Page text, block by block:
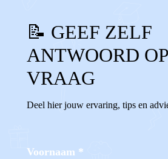
📝 GEEF ZELF
ANTWOORD
VRAAG
Deel hier jouw ervaring, tips en
Voornaam *